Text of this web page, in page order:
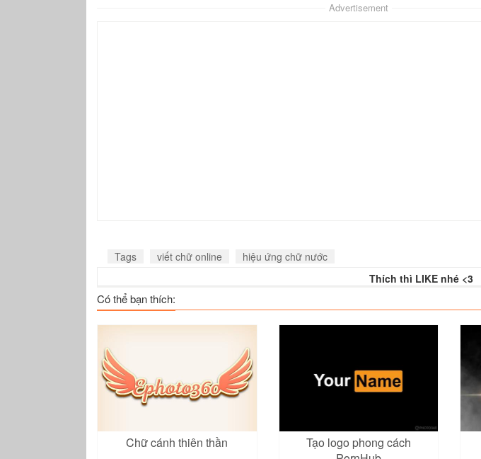
Advertisement
Tags viết chữ online
hiệu ứng chữ nước
Thích thì LIKE nhé <3
Có thể bạn thích:
Chữ cánh thiên thần
Tạo logo phong cách